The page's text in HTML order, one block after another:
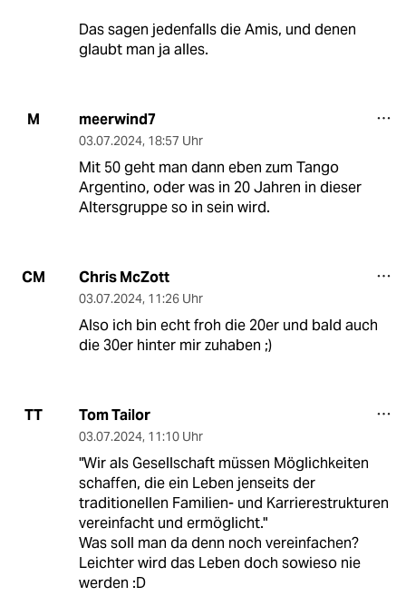
Das sagen jedenfalls die Amis, und denen
glaubt man ja alles.
M meerwind7
03.07.2024, 18:57 Uhr
Mit 50 geht man dann eben zum Tango
Argentino, oder was in 20 Jahren in dieser
Altersgruppe so in sein wird.
CM Chris McZott
03.07.2024, 11:26 Uhr
Also ich bin echt froh die 20er und bald auch
die 30er hinter mir zuhaben ;)
TT Tom Tailor
03.07.2024, 11:10 Uhr
"Wir als Gesellschaft müssen Möglichkeiten
schaffen, die ein Leben jenseits der
traditionellen Familien- und Karrierestrukturen
vereinfacht und ermöglicht."
Was soll man da denn noch vereinfachen?
Leichter wird das Leben doch sowieso nie
werden :D